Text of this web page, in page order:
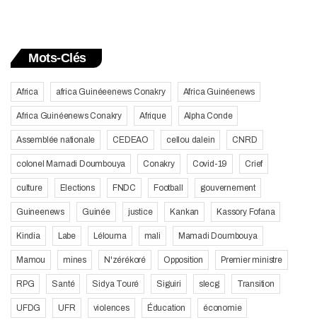
Mots-Clés
Africa africa Guinéeenews Conakry Africa Guinéenews
Africa Guinéenews Conakry Afrique Alpha Conde
Assemblée nationale CEDEAO cellou dalein CNRD
colonel Mamadi Doumbouya Conakry Covid-19 Crief
culture Elections FNDC Football gouvernement
Guineenews Guinée justice Kankan Kassory Fofana
Kindia Labe Lélouma mali Mamadi Doumbouya
Mamou mines N'zérékoré Opposition Premier ministre
RPG Santé Sidya Touré Siguiri slecg Transition
UFDG UFR violences Éducation économie